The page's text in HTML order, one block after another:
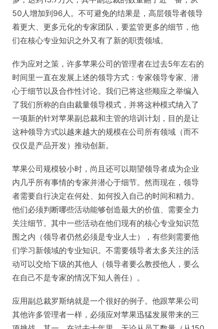
50人增加到96人。不可避免的结果是，高层领导者领导
着更大、更多元化的专家团队，要监管更多的细节，他
们在核心专业知识之外又有了新的职责领域。
作为应对之策，许多苹果公司的管理者在过去5年左右的
时间里一直在发展上述的领导方式：专家领导专家、潜
心于细节以及合作性讨论。我们已将这些顺应之举编入
了我们所称的自由裁量领导模式，并将这种模式纳入了
一项新的针对苹果副总裁和主管的培训计划，目的是让
这种领导方式以越来越大的规模在公司所有领域（而不
仅仅是产品开发）推动创新。
苹果公司规模较小时，尚且还可以期望领导者成为企业
内几乎所有事情的专家并潜心于细节。然而现在，领导
者需要自行决定在何处、如何投入自己的时间和精力。
他们必须判断哪些活动能够创造最大的价值、需要全力
关注细节。其中一些活动在他们现有的核心专业知识范
围之内（领导者仍然必须是专业人士），有些则需要他
们学习新领域的专业知识。不需要领导者太多关注的活
动可以交给下级的其他人（领导者要么教授他人，要么
在自己不是专家的情况下知人善任）。
应用副总裁罗斯纳就是一个很好的例子。他跟苹果公司
其他许多管理者一样，必须应对苹果迅猛发展带来的三